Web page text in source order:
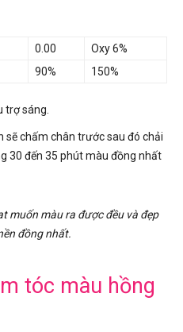
0.00
Oxy 6%
90% 150%
trợ sáng.
sẽ chấm chân trước sau đó chải
30 đến 35 phút màu đồng nhất
muốn màu ra được đều và đẹp
đồng nhất.
tóc màu hồng